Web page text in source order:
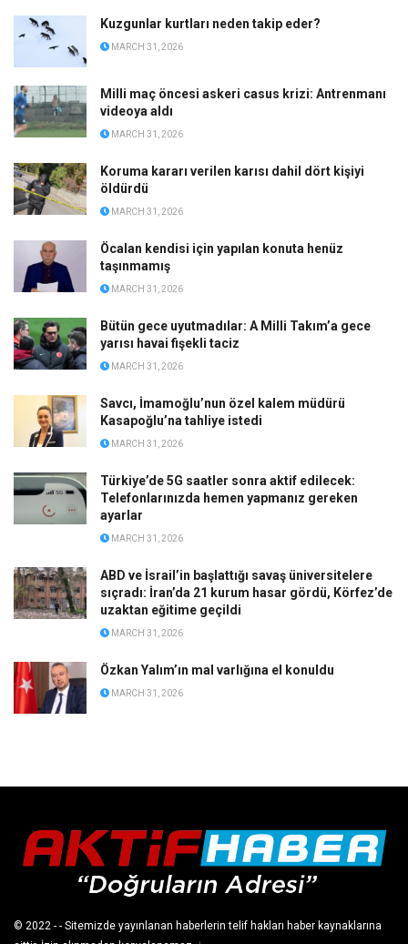
Kuzgunlar kurtları neden takip eder?
MARCH 31, 2026
Milli maç öncesi askeri casus krizi: Antrenmanı
videoya aldı
MARCH 31, 2026
Koruma kararı verilen karısı dahil dört kişiyi
öldürdü
MARCH 31, 2026
Öcalan kendisi için yapılan konuta henüz
taşınmamış
MARCH 31, 2026
Bütün gece uyutmadılar: A Milli Takım’a gece
yarısı havai fişekli taciz
MARCH 31, 2026
Savcı, İmamoğlu’nun özel kalem müdürü
Kasapoğlu’na tahliye istedi
MARCH 31, 2026
Türkiye’de 5G saatler sonra aktif edilecek:
Telefonlarınızda hemen yapmanız gereken
ayarlar
MARCH 31, 2026
ABD ve İsrail’in başlattığı savaş üniversitelere
sıçradı: İran’da 21 kurum hasar gördü, Körfez’de
uzaktan eğitime geçildi
MARCH 31, 2026
Özkan Yalım’ın mal varlığına el konuldu
MARCH 31, 2026
© 2022 - - Sitemizde yayınlanan haberlerin telif hakları haber kaynaklarına